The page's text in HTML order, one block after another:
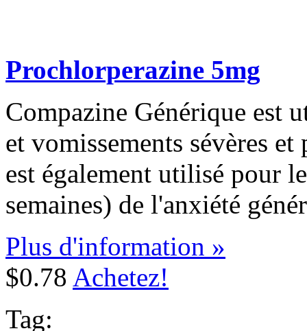
Prochlorperazine 5mg
Compazine Générique est
et vomissements sévères
est également utilisé pour
semaines) de l'anxiété
Plus d'information »
$0.78 Achetez!
Tag: